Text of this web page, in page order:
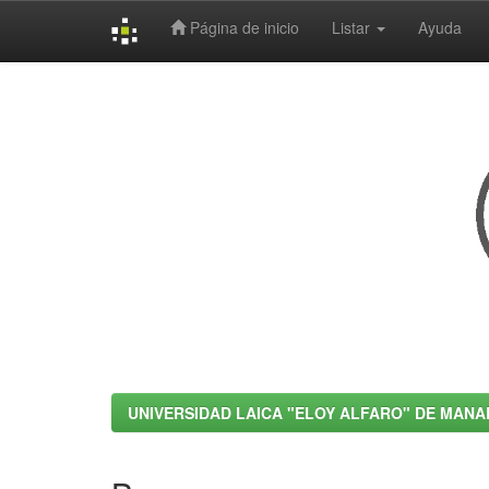
Página de inicio Listar Ayuda
UNIVERSIDAD LAICA "ELOY ALFARO" DE